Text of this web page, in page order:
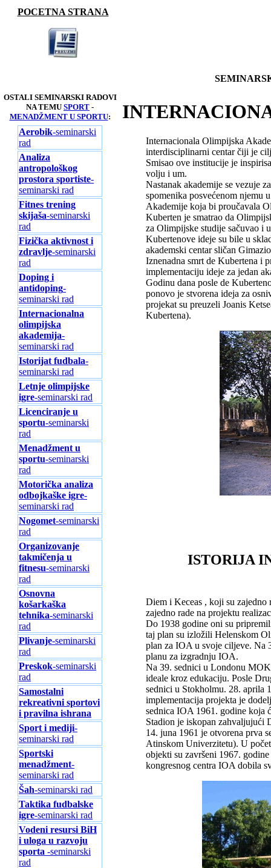
POCETNA STRANA
OSTALI SEMINARSKI RADOVI
NA TEMU SPORT -
MENADŽMENT U SPORTU:
Aerobik-seminarski
rad
Analiza
antropološkog
prostora sportiste-
seminarski rad
Fitnes trening
skijaša-seminarski
rad
Fizička aktivnost i
zdravlje-seminarski
rad
Doping i
antidoping-
seminarski rad
Internacionalna
olimpijska
akademija-
seminarski rad
Istorijat fudbala-
seminarski rad
Letnje olimpijske
igre-seminarski rad
Licenciranje u
sportu-seminarski
rad
Menadžment u
sportu-seminarski
rad
Motorička analiza
odbojkaške igre-
seminarski rad
Nogomet-seminarski
rad
Organizovanje
takmičenja u
fitnesu-seminarski
rad
Osnovna
košarkaška
tehnika-seminarski
rad
Plivanje-seminarski
rad
Preskok-seminarski
rad
Samostalni
rekreativni sportovi
i pravilna ishrana
Sport i mediji-
seminarski rad
Sportski
menadžment-
seminarski rad
Šah-seminarski rad
Taktika fudbalske
igre-seminarski rad
Vodeni resursi BiH
i uloga u razvoju
sporta -seminarski
rad
Internacionala Olimpijska
interdisciplinarni centar čiji je
Smisao ove institucije je
volju i um.
Nastanak akademije se vezuje
spomenika posvećenom njemu
Akademije koja bi proučavala
Kuberten je smatrao da
za Olimpijske studije sačuvao i
Kubertenove ideje su bile u
akademski centar sličan
Iznenadna smrt de Kubertena i
implementaciju ideje za jedan
Godinu dana posle de
ponovo je stvorena ideja za
projekat su preuzeli Joanis
Kubertena).
ISTORIJA
Diem i Keceas , koji su
zajedno rade na projektu
Do 1938 godine oni su
taj plan su izložili Helenskom
plan za IOA u svoje ciljeve. Na
planu za izgradnju IOA.
Na 39. sednici u Londonu
ideale kroz edukaciju. Posle
sednici u Stokholmu. 28. aprila
implementacija projekta je
sednica IOA 1961. godine koja
Stadion je iskopan zahvaljujući
14. juna 1961 je otvorena prva
Atinskom Univerzitetu). U
objekti su završeni 1967.
kongresnog centra IOA dobila